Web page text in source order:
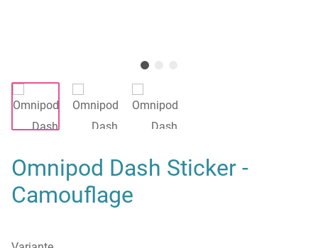
Omnipod Dash Sticker -
Camouflage